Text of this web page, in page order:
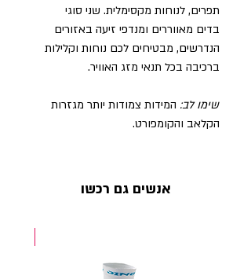
תפרים, לנוחות מקסימלית. שני סוגי
בדים מאווררים ומנדפי זיעה באזורים
הנדרשים, מבטיחים לכם נוחות וקלילות
ברכיבה בכל תנאי מזג האוויר.
שימו לב: המידות צמודות יותר מגזרות
הקלאב והקומפורט.
אנשים גם רכשו